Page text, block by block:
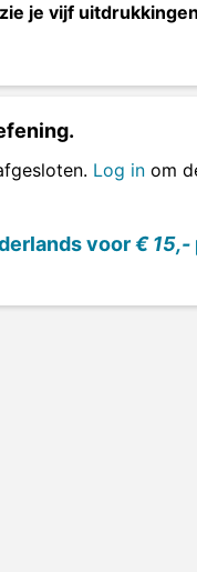
je vijf
Log in om
voor€ 15,-